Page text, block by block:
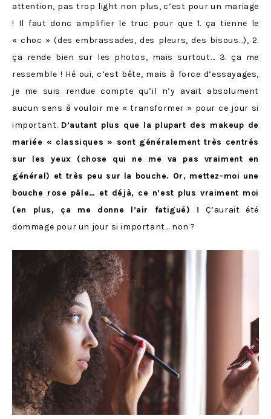
attention, pas trop light non plus, c’est pour un mariage
! Il faut donc amplifier le truc pour que 1. ça tienne le
« choc » (des embrassades, des pleurs, des bisous…), 2.
ça rende bien sur les photos, mais surtout… 3. ça me
ressemble ! Hé oui, c’est bête, mais à force d’essayages,
je me suis rendue compte qu’il n’y avait absolument
aucun sens à vouloir me « transformer » pour ce jour si
important. D’autant plus que la plupart des makeup de
mariée « classiques » sont généralement très centrés
sur les yeux (chose qui ne me va pas vraiment en
général) et très peu sur la bouche. Or, mettez-moi une
bouche rose pâle… et déjà, ce n’est plus vraiment moi
(en plus, ça me donne l’air fatigué) !
Ç’aurait été
dommage pour un jour si important… non ?